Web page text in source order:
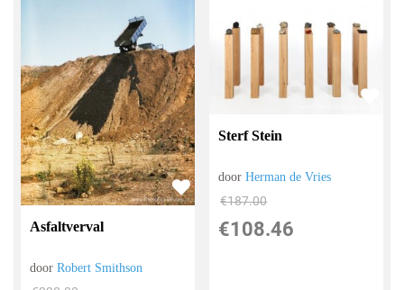
Asfaltverval
doorRobert Smithson
Sterf Stein
doorHerman de Vries
€187.00
€108.46